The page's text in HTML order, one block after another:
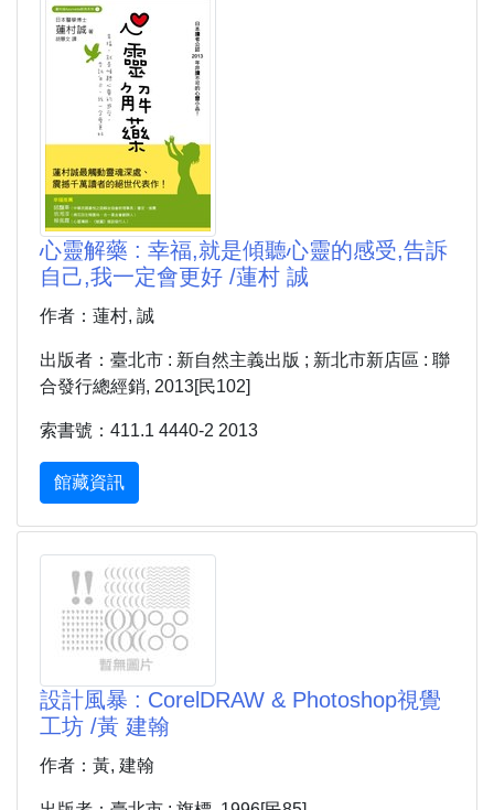
心靈解藥 : 幸福,就是傾聽心靈的感受,告訴
自己,我一定會更好 /蓮村 誠
作者：蓮村, 誠
出版者：臺北市 : 新自然主義出版 ; 新北市新店區 : 聯
合發行總經銷, 2013[民102]
索書號：411.1 4440-2 2013
館藏資訊
設計風暴 : CorelDRAW & Photoshop視覺
工坊 /黃 建翰
作者：黃, 建翰